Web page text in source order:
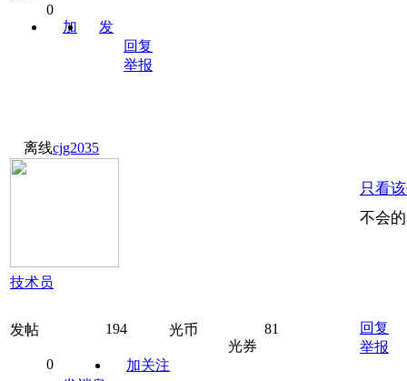
0
加
发
回复
举报
离线cjg2035
技术员
发帖 194 光币
81
光券
0
加关注
只看
不会
回复
举报